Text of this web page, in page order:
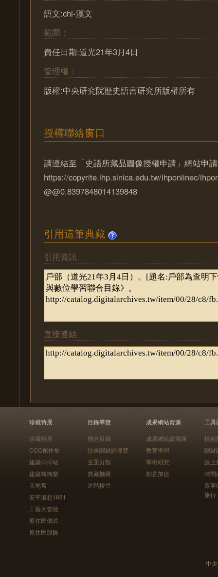
語文:chi-漢文
範圍：
責任日期:道光21年3月4日
管理權：
版權:中央研究院歷史語言研究所版權所有
授權聯絡窗口
請連結至「史語所藏品圖像授權申請」網站申
https://copyrite.ihp.sinica.edu.tw/ihponlinec/
@@0.8397848014139848
引用這筆典藏
引用資訊
直接連結
珍藏特展
珍藏特展
CCC創作集
建築排排站
建築轉轉樂
天地宮
安平追想1661
工藝大冒險
原住民儀式
原住民服飾
目錄導覽
聯合目錄
快速關鍵詞導覽
主題分類
典藏機構
進階搜尋
成果網站資源
成果網站資源庫
教育學習
學術研究
創意加值
工具
技術
關鍵
線上
時間
跟
旅行
中